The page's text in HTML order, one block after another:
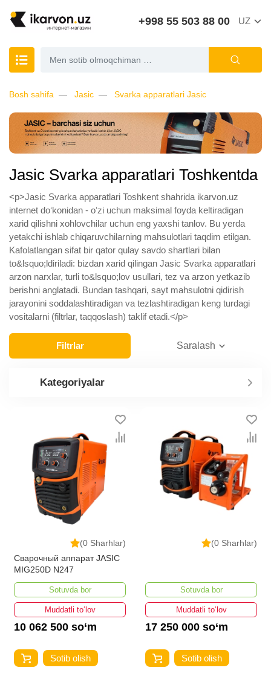
+998 55 503 88 00 UZ
Bosh sahifa Jasic Svarka apparatlari Jasic
Jasic Svarka apparatlari Toshkentda
<p>Jasic Svarka apparatlari Toshkent shahrida ikarvon.uz
internet doʻkonidan - oʻzi uchun maksimal foyda keltiradigan
xarid qilishni xohlovchilar uchun eng yaxshi tanlov. Bu yerda
yetakchi ishlab chiqaruvchilarning mahsulotlari taqdim etilgan.
Kafolatlangan sifat bir qator qulay savdo shartlari bilan
to&lsquo;ldiriladi: bizdan xarid qilingan Jasic Svarka apparatlari
arzon narxlar, turli to&lsquo;lov usullari, tez va arzon yetkazib
berishni anglatadi. Bundan tashqari, sayt mahsulotni qidirish
jarayonini soddalashtiradigan va tezlashtiradigan keng turdagi
vositalarni (filtrlar, taqqoslash) taklif etadi.</p>
Filtrlar Saralash
Kategoriyalar
(0 Sharhlar)
Сварочный аппарат JASIC
MIG250D N247
Sotuvda bor
Muddatli to‘lov
10 062 500 so‘m
Sotib olish
(0 Sharhlar)
Sotuvda bor
Muddatli to‘lov
17 250 000 so‘m
Sotib olish